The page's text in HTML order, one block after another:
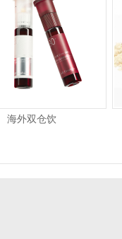
海外双仓饮